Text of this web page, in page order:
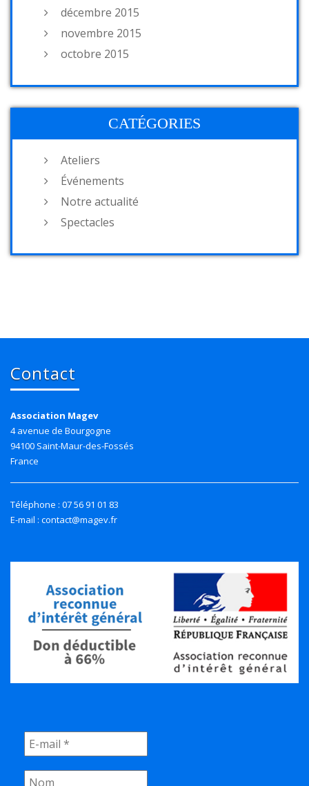
décembre 2015
novembre 2015
octobre 2015
CATÉGORIES
Ateliers
Événements
Notre actualité
Spectacles
Contact
Association Magev
4 avenue de Bourgogne
94100 Saint-Maur-des-Fossés
France
Téléphone : 07 56 91 01 83
E-mail : contact@magev.fr